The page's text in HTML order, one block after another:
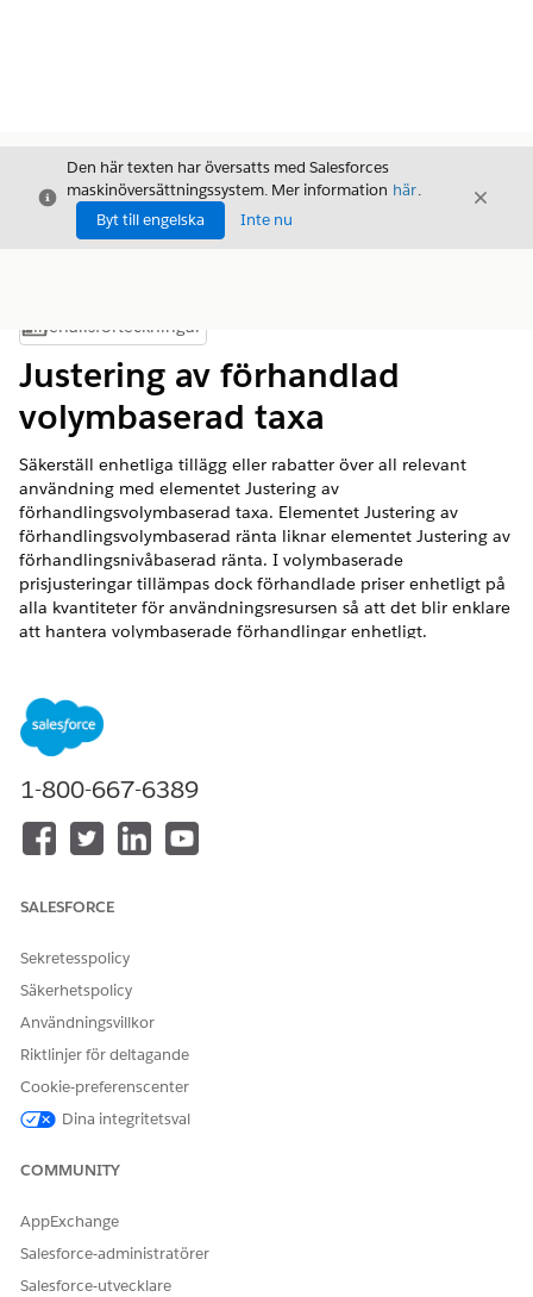
Stäng
Den här texten har översatts med Salesforces
maskinöversättningssystem. Mer information här.
Byt till engelska
Inte nu
Stäng
Visa innehållsförteckning
Innehållsförteckningar
Justering av förhandlad
volymbaserad taxa
Säkerställ enhetliga tillägg eller rabatter över all relevant
användning med elementet Justering av
förhandlingsvolymbaserad taxa. Elementet Justering av
förhandlingsvolymbaserad ränta liknar elementet Justering av
förhandlingsnivåbaserad ränta. I volymbaserade
prisjusteringar tillämpas dock förhandlade priser enhetligt på
alla kvantiteter för användningsresursen så att det blir enklare
att hantera volymbaserade förhandlingar enhetligt.
Tillgängliga i: Lightning Experience
medlicensen Revenue Cloud Advanced
Variabler för justering av framförhandlade volymbaserade
taxor
prisjustering 2 till relevanta sammanhangstaggar.
Lägg till volymbaserad justering av förhandlingsränta
volymbaserat justeringsresultat i din värderingsprocess.
LÖSTE DENNA ARTIKEL DITT PROBLEM?
1-800-667-6389
SALESFORCE
Sekretesspolicy
Säkerhetspolicy
Användningsvillkor
Riktlinjer för deltagande
Cookie-preferenscenter
Dina integritetsval
COMMUNITY
AppExchange
Salesforce-administratörer
Salesforce-utvecklare